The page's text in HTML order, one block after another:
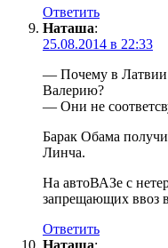
Ответить
Наташа:
25.08.2014 в 22:33
— Почему в Латвии
Валерию?
— Они не
Барак Обама
Линча.
На автоВАЗе с
запрещающих ввоз
Ответить